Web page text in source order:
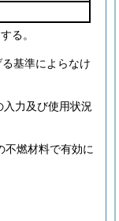
る。
基準によらなけ
力及び使用状況
不燃材料で有効に